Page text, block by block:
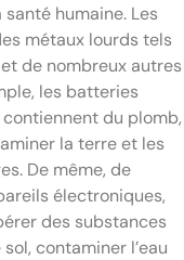
humaine. Les
métaux lourds tels
de nombreux autres
les batteries
du plomb,
la terre et les
De même, de
électroniques,
des substances
contaminer l’eau